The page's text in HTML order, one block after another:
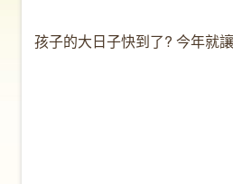
孩子的大日子快到了? 今年就